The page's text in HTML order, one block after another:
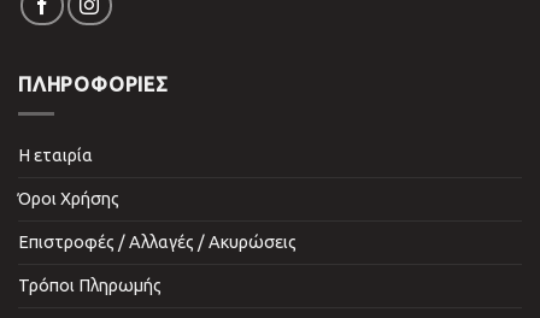
ΠΛΗΡΟΦΟΡΙΕΣ
Η εταιρία
Όροι Χρήσης
Επιστροφές / Αλλαγές / Ακυρώσεις
Τρόποι Πληρωμής